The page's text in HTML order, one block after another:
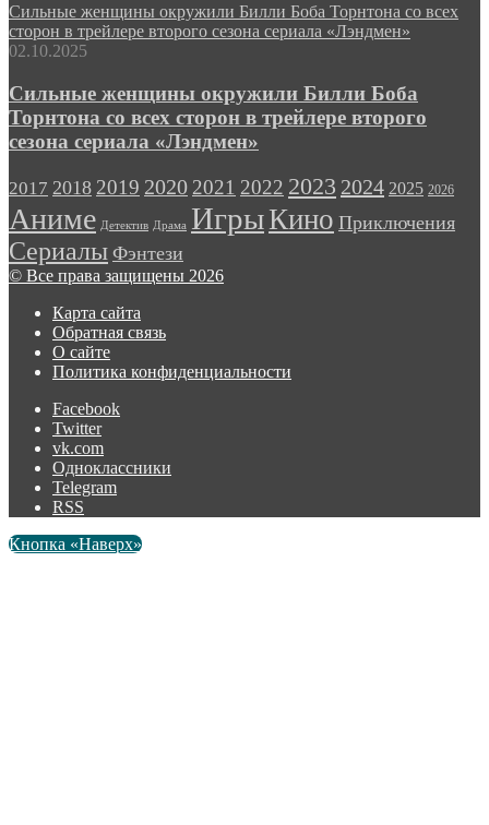
Сильные женщины окружили Билли Боба Торнтона со всех
сторон в трейлере второго сезона сериала «Лэндмен»
02.10.2025
Сильные женщины окружили Билли Боба
Торнтона со всех сторон в трейлере второго
сезона сериала «Лэндмен»
2017 2018 2019 2020 2021 2022 2023 2024 2025 2026
Аниме Детектив Драма ИгрыКино Приключения
Сериалы Фэнтези
© Все права защищены 2026
Карта сайта
Обратная связь
О сайте
Политика конфиденциальности
Facebook
Twitter
vk.com
Одноклассники
Telegram
RSS
Кнопка «Наверх»